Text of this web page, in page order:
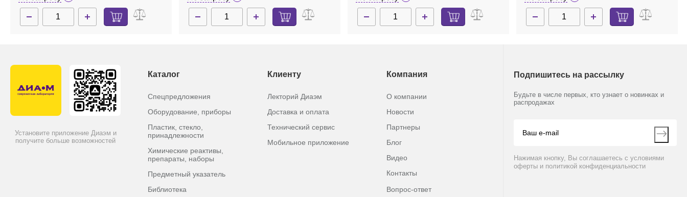
Установите приложение Диаэм и
получите больше возможностей
Каталог
Спецпредложения
Оборудование, приборы
Пластик, стекло,
принадлежности
Химические реактивы,
препараты, наборы
Предметный указатель
Библиотека
Клиенту
Лекторий Диаэм
Доставка и оплата
Технический сервис
Мобильное приложение
Компания
О компании
Новости
Партнеры
Блог
Видео
Контакты
Вопрос-ответ
Подпишитесь на рассылку
Будьте в числе первых, кто узнает о новинках и
распродажах
Нажимая кнопку, Вы соглашаетесь с условиями
оферты и политикой конфиденциальности